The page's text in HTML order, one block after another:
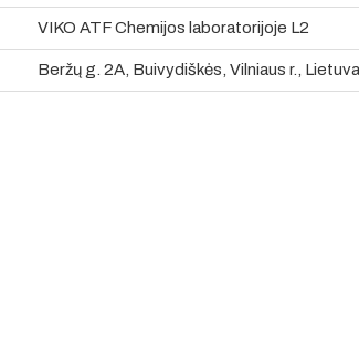
VIKO ATF Chemijos laboratorijoje L2
Beržų g. 2A, Buivydiškės, Vilniaus r., Lietuva